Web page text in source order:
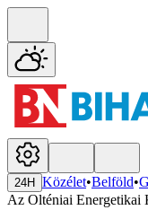
24H Közélet•Belföld•
Az Olténiai Energetikai